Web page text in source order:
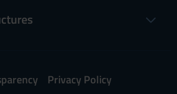
Privacy Policy